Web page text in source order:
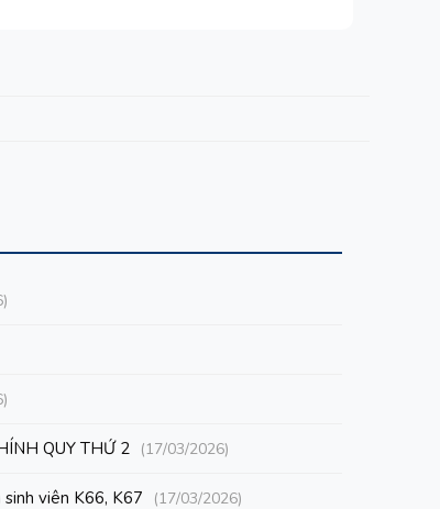
QUY THỨ 2 (17/03/2026)
viên K66, K67 (17/03/2026)